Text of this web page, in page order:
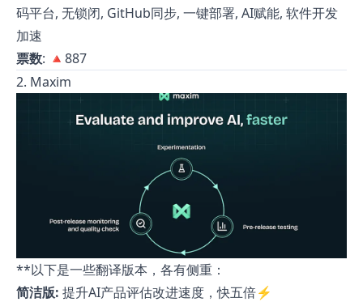
码平台, 无锁闭, GitHub同步, 一键部署, AI赋能, 软件开发
加速
票数: 🔺887
2. Maxim
**以下是一些翻译版本，各有侧重：
简洁版: 提升AI产品评估改进速度，快五倍⚡️